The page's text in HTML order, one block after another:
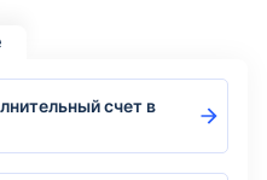
счет в